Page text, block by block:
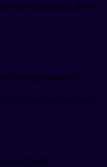
brother, but blood is thicker
en comportamiento o
like his dad. Like father, like
de familia.